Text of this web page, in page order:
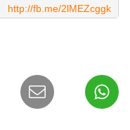
http://fb.me/2lMEZcggk